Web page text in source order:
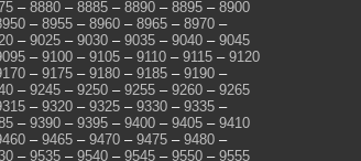
– 8880 – 8885 – 8890 – 8895 – 8900
– 8955 – 8960 – 8965 – 8970 –
– 9025 – 9030 – 9035 – 9040 – 9045
– 9100 – 9105 – 9110 – 9115 – 9120
– 9175 – 9180 – 9185 – 9190 –
– 9245 – 9250 – 9255 – 9260 – 9265
– 9320 – 9325 – 9330 – 9335 –
– 9390 – 9395 – 9400 – 9405 – 9410
– 9465 – 9470 – 9475 – 9480 –
– 9535 – 9540 – 9545 – 9550 – 9555